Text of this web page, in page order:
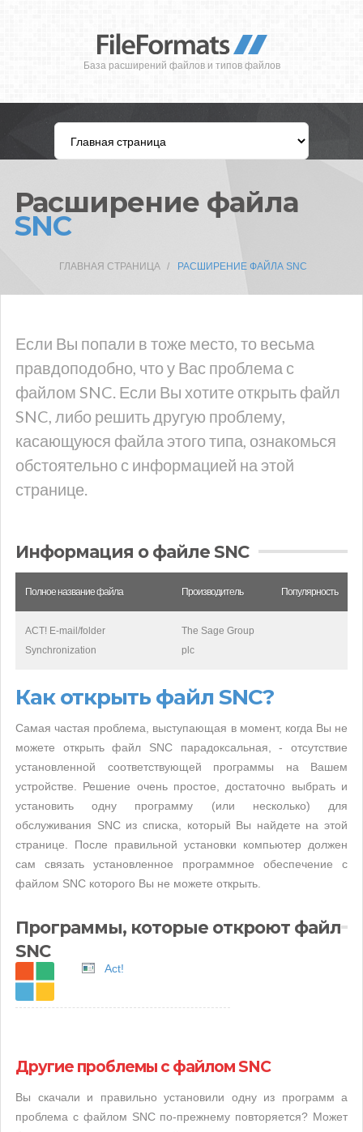
База расширений файлов и типов файлов
Расширение файла
SNC
ГЛАВНАЯ СТРАНИЦА РАСШИРЕНИЕ ФАЙЛА SNC
Если Вы попали в тоже место, то весьма
правдоподобно, что у Вас проблема с
файлом SNC. Если Вы хотите открыть файл
SNC, либо решить другую проблему,
касающуюся файла этого типа, ознакомься
обстоятельно с информацией на этой
странице.
Информация о файле SNC
Полное название файла Производитель Популярность
ACT! E-mail/folder
Synchronization
The Sage Group
plc
Как открыть файл SNC?
Самая частая проблема, выступающая в момент, когда Вы не
можете открыть файл SNC парадоксальная, - отсутствие
установленной соответствующей программы на Вашем
устройстве. Решение очень простое, достаточно выбрать и
установить одну программу (или несколько) для
обслуживания SNC из списка, который Вы найдете на этой
странице. После правильной установки компьютер должен
сам связать установленное программное обеспечение с
файлом SNC которого Вы не можете открыть.
Программы, которые откроют файл
SNC
Act!
Другие проблемы с файлом SNC
Вы скачали и правильно установили одну из программ а
проблема с файлом SNC по-прежнему повторяется? Может